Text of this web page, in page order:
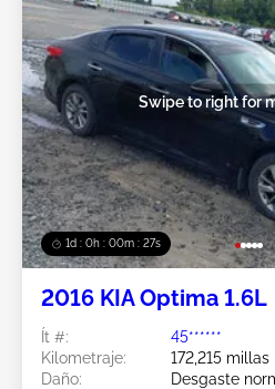
1d : 0h : 00m : 24s
Swipe to right for
2016 KIA Optima 1.6L
Ít #:
45******
Kilometraje:
172,215 millas
Daño:
Desgaste